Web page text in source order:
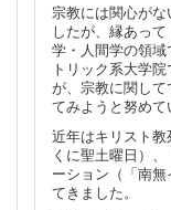
宗教には関心が
したが、縁あっ
学・人間学の領
トリック系大学
が、宗教に関し
てみようと努めて
近年はキリスト
くに聖土曜日）
ーション（「南
てきました。